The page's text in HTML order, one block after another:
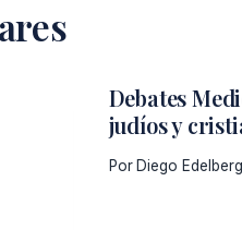
Debates
judíos y
Por Diego Edelberg